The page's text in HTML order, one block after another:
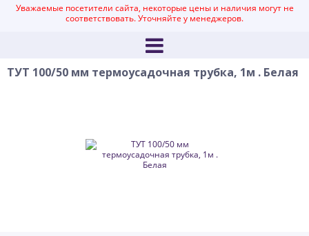
Уважаемые посетители сайта, некоторые цены и наличия могут не
соответствовать. Уточняйте у менеджеров.
ТУТ 100/50 мм термоусадочная трубка, 1м . Белая